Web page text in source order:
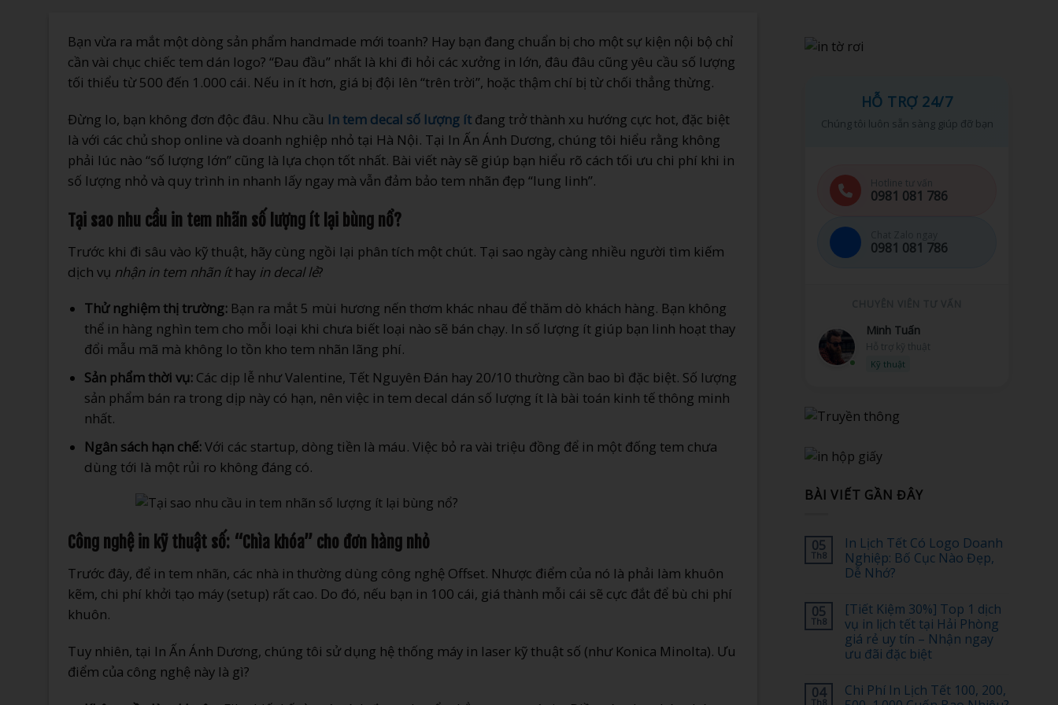
Bạn vừa ra mắt một dòng sản phẩm handmade mới toanh? Hay bạn đang chuẩn bị cho một sự kiện nội bộ chỉ
cần vài chục chiếc tem dán logo? “Đau đầu” nhất là khi đi hỏi các xưởng in lớn, đâu đâu cũng yêu cầu số lượng
tối thiểu từ 500 đến 1.000 cái. Nếu in ít hơn, giá bị đội lên “trên trời”, hoặc thậm chí bị từ chối thẳng thừng.
Đừng lo, bạn không đơn độc đâu. Nhu cầu In tem decal số lượng ít đang trở thành xu hướng cực hot, đặc biệt
là với các chủ shop online và doanh nghiệp nhỏ tại Hà Nội. Tại In Ấn Ánh Dương, chúng tôi hiểu rằng không
phải lúc nào “số lượng lớn” cũng là lựa chọn tốt nhất. Bài viết này sẽ giúp bạn hiểu rõ cách tối ưu chi phí khi in
số lượng nhỏ và quy trình in nhanh lấy ngay mà vẫn đảm bảo tem nhãn đẹp “lung linh”.
Tại sao nhu cầu in tem nhãn số lượng ít lại bùng nổ?
Trước khi đi sâu vào kỹ thuật, hãy cùng ngồi lại phân tích một chút. Tại sao ngày càng nhiều người tìm kiếm
dịch vụ nhận in tem nhãn íthay in decal lẻ?
Thử nghiệm thị trường:Bạn ra mắt 5 mùi hương nến thơm khác nhau để thăm dò khách hàng. Bạn không
thể in hàng nghìn tem cho mỗi loại khi chưa biết loại nào sẽ bán chạy. In số lượng ít giúp bạn linh hoạt thay
đổi mẫu mã mà không lo tồn kho tem nhãn lãng phí.
Sản phẩm thời vụ:Các dịp lễ như Valentine, Tết Nguyên Đán hay 20/10 thường cần bao bì đặc biệt. Số lượng
sản phẩm bán ra trong dịp này có hạn, nên việc in tem decal dán số lượng ít là bài toán kinh tế thông minh
nhất.
Ngân sách hạn chế:Với các startup, dòng tiền là máu. Việc bỏ ra vài triệu đồng để in một đống tem chưa
dùng tới là một rủi ro không đáng có.
Công nghệ in kỹ thuật số: “Chìa khóa” cho đơn hàng nhỏ
Trước đây, để in tem nhãn, các nhà in thường dùng công nghệ Offset. Nhược điểm của nó là phải làm khuôn
kẽm, chi phí khởi tạo máy (setup) rất cao. Do đó, nếu bạn in 100 cái, giá thành mỗi cái sẽ cực đắt để bù chi phí
khuôn.
Tuy nhiên, tại In Ấn Ánh Dương, chúng tôi sử dụng hệ thống máy in laser kỹ thuật số (như Konica Minolta). Ưu
điểm của công nghệ này là gì?
HỖ TRỢ 24/7
Chúng tôi luôn sẵn sàng giúp đỡ bạn
Hotline tư vấn
0981 081 786
0981 081 786
Ngọc Mai
CSKH & Khiếu nại
Dịch vụ
BÀI VIẾT GẦN ĐÂY
05
Th8
In Lịch Tết Có Logo Doanh
Nghiệp: Bố Cục Nào Đẹp,
Dễ Nhớ?
bình
luận
ở
In
Lịch
Tết
Doanh
Nghiệp:
05
Th8
[Tiết Kiệm 30%] Top 1 dịch
vụ in lịch tết tại Hải Phòng
giá rẻ uy tín – Nhận ngay
ưu đãi đặc biệt
bình
luận
04
Th8
Chi Phí In Lịch Tết 100, 200,